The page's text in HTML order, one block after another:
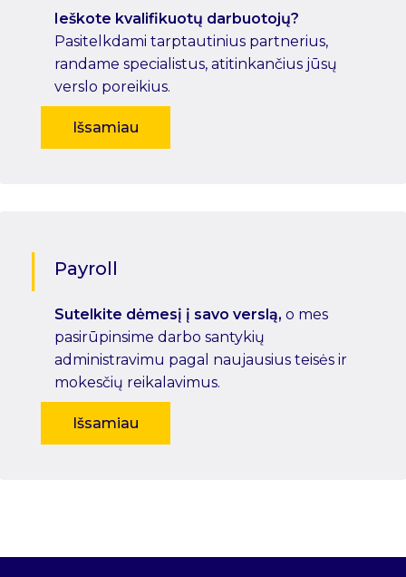
Ieškote kvalifikuotų darbuotojų?
Pasitelkdami tarptautinius partnerius,
randame specialistus, atitinkančius jūsų
verslo poreikius.
Išsamiau
Payroll
Sutelkite dėmesį į savo verslą, o mes
pasirūpinsime darbo santykių
administravimu pagal naujausius teisės ir
mokesčių reikalavimus.
Išsamiau